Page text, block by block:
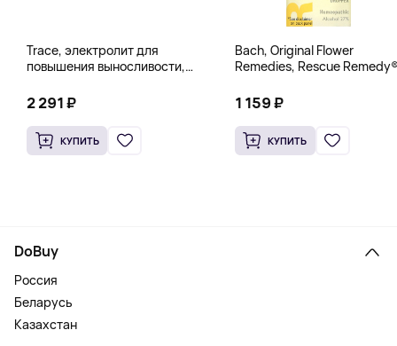
Trace, электролит для
повышения выносливости,
и черники, 30 пакетиков по 5 г
(0,18 унции)
2 291 ₽
КУПИТЬ
Bach, Original Flower
Remedies, Rescue
снятия стресса, 10 мл
(0,35 жидк. унции)
1 159 ₽
КУПИТЬ
DoBuy
Россия
Беларусь
Казахстан